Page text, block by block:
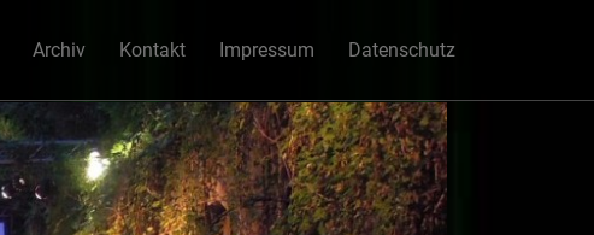
Archiv Kontakt Impressum Datenschutz